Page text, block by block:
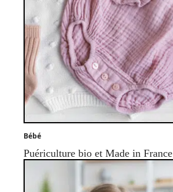
Bébé
Puériculture bio et Made in France